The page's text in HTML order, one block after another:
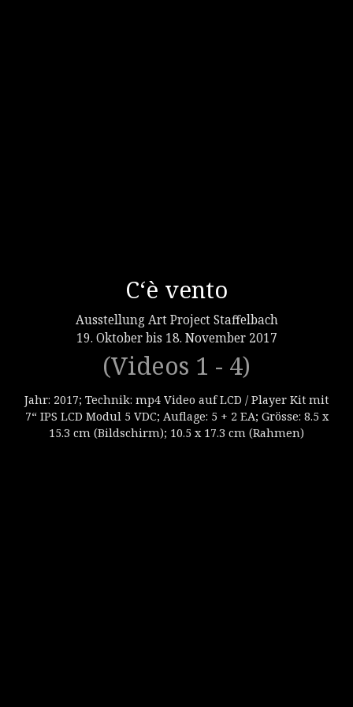
C‘è vento
Ausstellung Art Project Staffelbach
19. Oktober bis 18. November 2017
(Videos 1 - 4)
Jahr: 2017; Technik: mp4 Video auf LCD / Player Kit mit
7“ IPS LCD Modul 5 VDC; Auflage: 5 + 2 EA; Grösse: 8.5 x
15.3 cm (Bildschirm); 10.5 x 17.3 cm (Rahmen)